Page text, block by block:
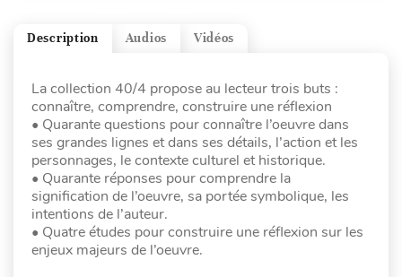
Vidéos
Audios
Description
La collection 40/4 propose au lecteur trois buts :
connaître, comprendre, construire une réflexion
• Quarante questions pour connaître l’oeuvre dans
ses grandes lignes et dans ses détails, l’action et les
personnages, le contexte culturel et historique.
• Quarante réponses pour comprendre la
signification de l’oeuvre, sa portée symbolique, les
intentions de l’auteur.
• Quatre études pour construire une réflexion sur les
enjeux majeurs de l’oeuvre.